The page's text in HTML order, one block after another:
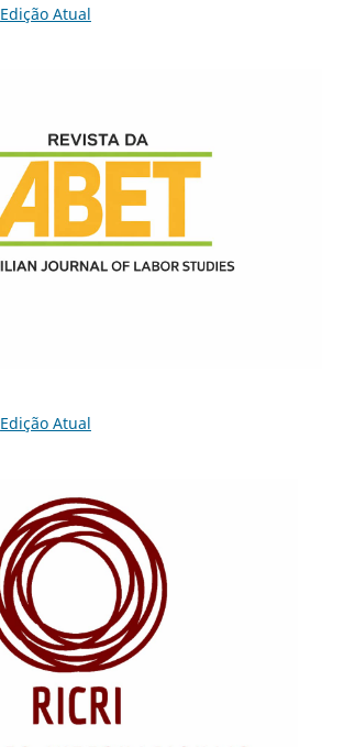
Edição Atual
Edição Atual